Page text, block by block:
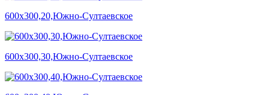
600х300,20,Южно-Султаевское
600х300,30,Южно-Султаевское